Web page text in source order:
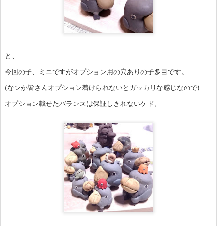
と、
今回の子、ミニですがオプション用の穴ありの子多目です。
(なンか皆さんオプション着けられないとガッカリな感じなので)
オプション載せたバランスは保証しきれないケド。